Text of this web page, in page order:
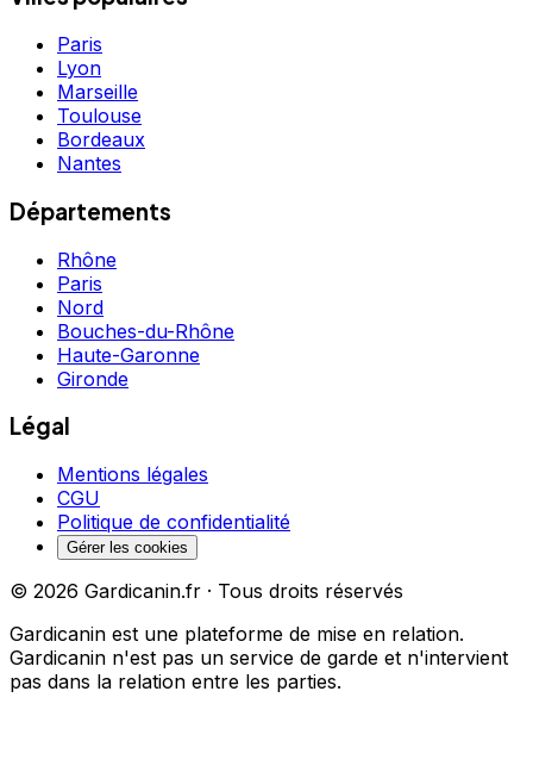
Paris
Lyon
Marseille
Toulouse
Bordeaux
Nantes
Départements
Rhône
Paris
Nord
Bouches-du-Rhône
Haute-Garonne
Gironde
Légal
Mentions légales
CGU
Politique de confidentialité
Gérer les cookies
© 2026 Gardicanin.fr · Tous droits réservés
Gardicanin est une plateforme de mise en relation.
Gardicanin n'est pas un service de garde et n'intervient
pas dans la relation entre les parties.